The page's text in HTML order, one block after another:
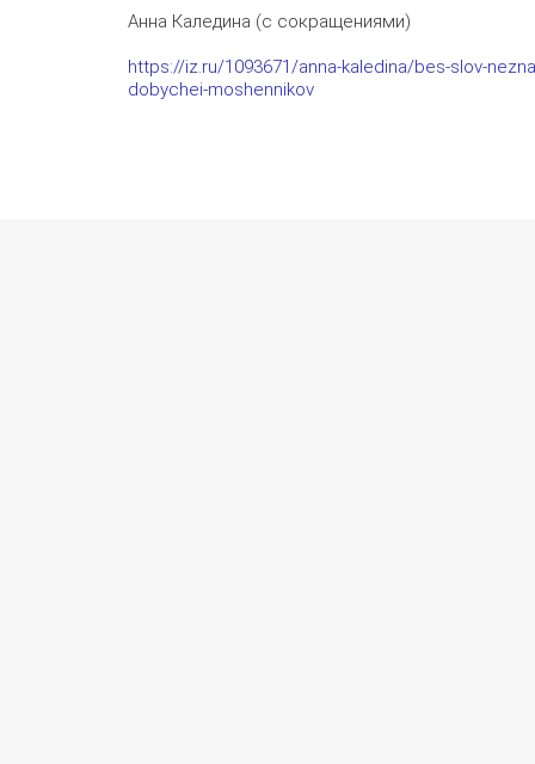
Анна Каледина (с сокращениями)
https://iz.ru/1093671/anna-kaledina/bes-slov-
dobychei-moshennikov